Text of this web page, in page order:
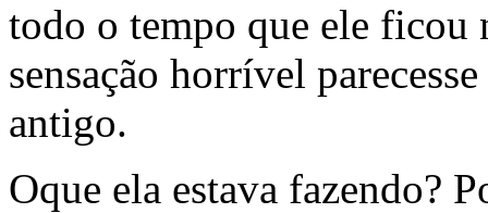
todo o tempo que ele ficou
sensação horrível
antigo.
Oque ela estava fazendo?